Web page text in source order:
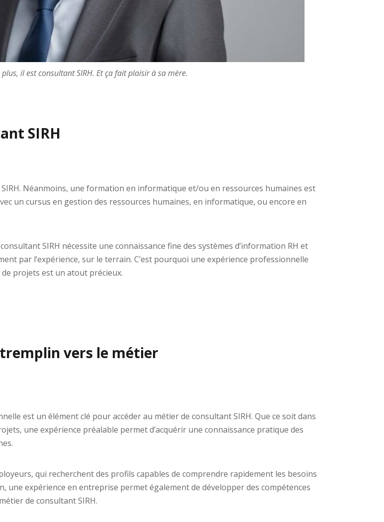
il est consultant SIRH. Et ça fait plaisir à sa mère.
SIRH
Néanmoins, une formation en informatique et/ou en ressources humaines est
un cursus en gestion des ressources humaines, en informatique, ou encore en
SIRH nécessite une connaissance fine des systèmes d’information RH et
par l’expérience, sur le terrain. C’est pourquoi une expérience professionnelle
projets est un atout précieux.
vers le métier
est un élément clé pour accéder au métier de consultant SIRH. Que ce soit dans
une expérience préalable permet d’acquérir une connaissance pratique des
qui recherchent des profils capables de comprendre rapidement les besoins
une expérience en entreprise permet également de développer des compétences
de consultant SIRH.